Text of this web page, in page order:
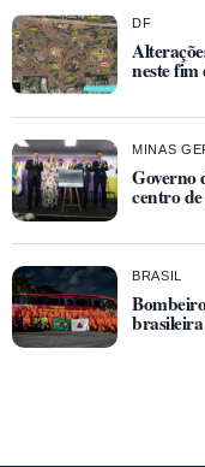
DF
neste fim
MINAS
Governo
centro
BRASIL